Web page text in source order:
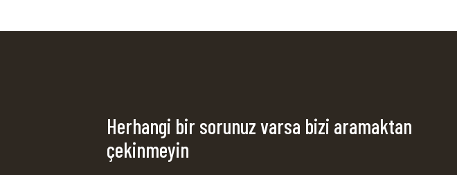
Herhangi bir sorunuz varsa bizi aramaktan
çekinmeyin